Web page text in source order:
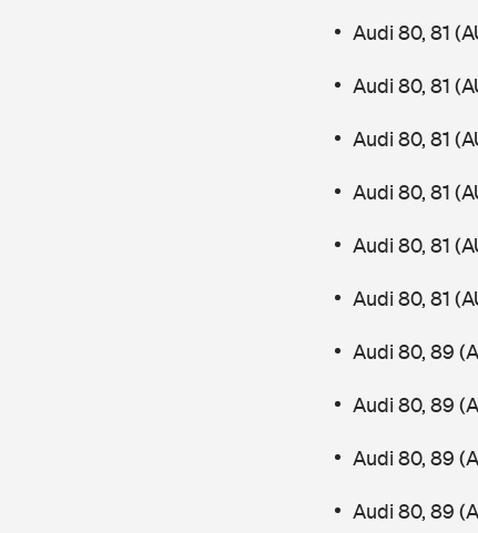
Audi 80, 81
Audi 80, 81
Audi 80, 81
Audi 80, 81
Audi 80, 81
Audi 80, 81
Audi 80, 89
Audi 80, 89
Audi 80, 89
Audi 80, 89